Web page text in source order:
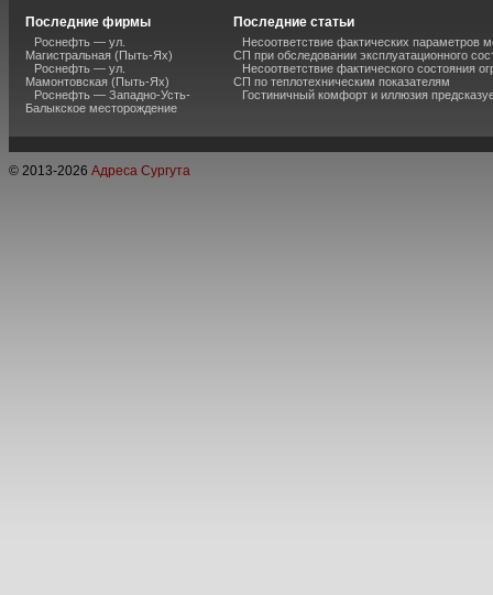
Последние фирмы
Роснефть — ул.
Магистральная (Пыть-Ях)
Роснефть — ул.
Мамонтовская (Пыть-Ях)
Роснефть — Западно-Усть-
Балыкское месторождение
Последние статьи
Несоответствие фактических параметров
СП при обследовании эксплуатационного
Несоответствие фактического состояния
СП по теплотехническим показателям
Гостиничный комфорт и иллюзия
© 2013-2026 Адреса Сургута